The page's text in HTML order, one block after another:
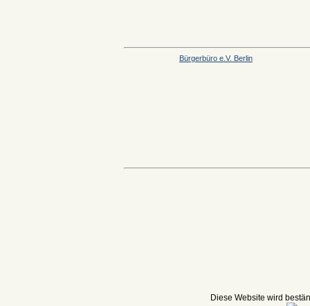
Bürgerbüro e.V. Berlin
Diese Website wird